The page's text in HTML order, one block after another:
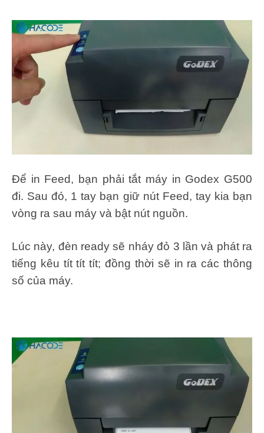
Để in Feed, bạn phải tắt máy in Godex G500
đi. Sau đó, 1 tay bạn giữ nút Feed, tay kia bạn
vòng ra sau máy và bật nút nguồn.
Lúc này, đèn ready sẽ nháy đỏ 3 lần và phát ra
tiếng kêu tít tít tít; đồng thời sẽ in ra các thông
số của máy.